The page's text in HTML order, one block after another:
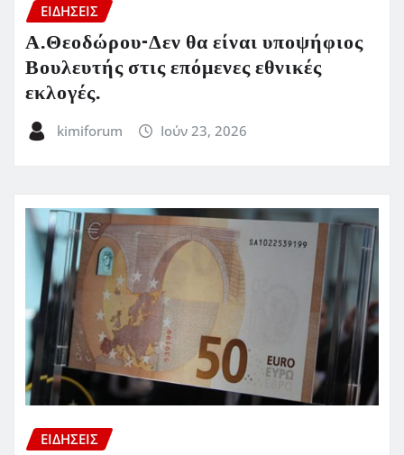
ΕΙΔΗΣΕΙΣ
Α.Θεοδώρου-Δεν θα είναι υποψήφιος
Βουλευτής στις επόμενες εθνικές
εκλογές.
kimiforum Ιούν 23, 2026
ΕΙΔΗΣΕΙΣ